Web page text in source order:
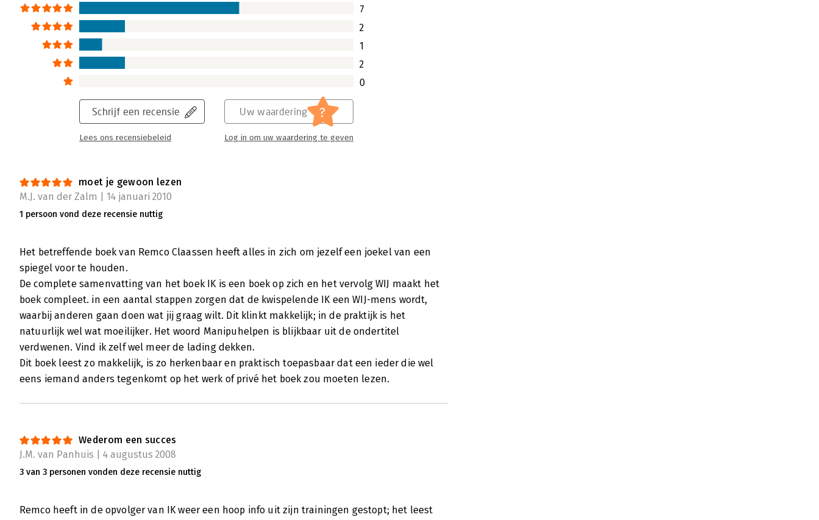
tweede boek 'WIJ' blijkt dat je er nog niet bent als je weet wie je bent en wat je wilt!
Je bent dan niet bij voorbaat succesvol en gelukkig. Dan pas start het spannende
spel om dit werkelijk voor elkaar te krijgen. En daar blijken we helaas anderen bij
nodig te hebben.
Lees verder
7
2
1
2
0
Schrijf een recensie
Lees ons recensiebeleid
Uw waardering ?
Log in om uw waardering te geven
moet je gewoon lezen
M.J. van der Zalm | 14 januari 2010
1 persoon vond deze recensie nuttig
Het betreffende boek van Remco Claassen heeft alles in zich om jezelf een joekel van een
spiegel voor te houden.
De complete samenvatting van het boek IK is een boek op zich en het vervolg WIJ maakt het
boek compleet. in een aantal stappen zorgen dat de kwispelende IK een WIJ-mens wordt,
waarbij anderen gaan doen wat jij graag wilt. Dit klinkt makkelijk; in de praktijk is het
natuurlijk wel wat moeilijker. Het woord Manipuhelpen is blijkbaar uit de ondertitel
verdwenen. Vind ik zelf wel meer de lading dekken.
Dit boek leest zo makkelijk, is zo herkenbaar en praktisch toepasbaar dat een ieder die wel
eens iemand anders tegenkomt op het werk of privé het boek zou moeten lezen.
Wederom een succes
J.M. van Panhuis | 4 augustus 2008
3 van 3 personen vonden deze recensie nuttig
Remco heeft in de opvolger van IK weer een hoop info uit zijn trainingen gestopt; het leest